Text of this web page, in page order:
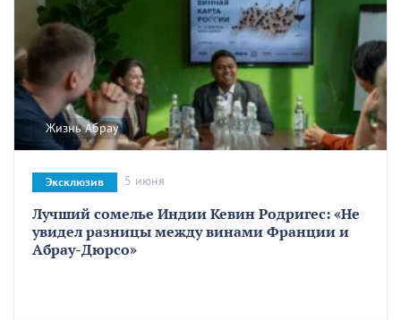
Жизнь Абрау
Лучший сомелье Индии Кевин Родригес: «Не
увидел разницы между винами Франции и
Абрау-Дюрсо»
Эксклюзив 5 июня